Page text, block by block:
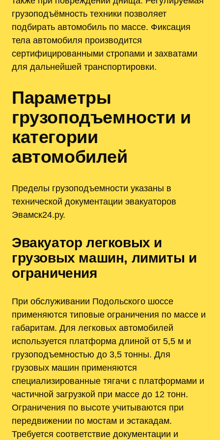
грузоподъёмность техники позволяет
подбирать автомобиль по массе. Фиксация
тела автомобиля производится
сертифицированными стропами и захватами
для дальнейшей транспортировки.
Параметры
грузоподъемности и
категории
автомобилей
Пределы грузоподъемности указаны в
технической документации эвакуаторов
Эвамск24.ру.
Эвакуатор легковых и
грузовых машин, лимиты и
ограничения
При обслуживании Подольского шоссе
применяются типовые ограничения по массе и
габаритам. Для легковых автомобилей
используется платформа длиной от 5,5 м и
грузоподъемностью до 3,5 тонны. Для
грузовых машин применяются
специализированные тягачи с платформами и
частичной загрузкой при массе до 12 тонн.
Ограничения по высоте учитываются при
передвижении по мостам и эстакадам.
Требуется соответствие документации и